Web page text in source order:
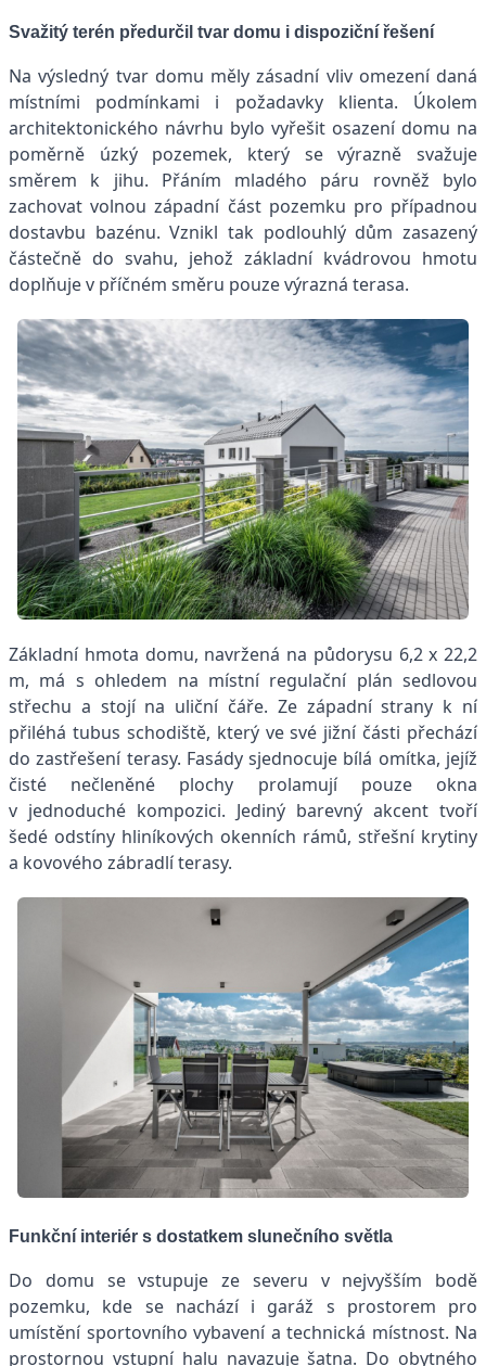
Svažitý terén předurčil tvar domu i dispoziční řešení
Na výsledný tvar domu měly zásadní vliv omezení daná
místními podmínkami i požadavky klienta. Úkolem
architektonického návrhu bylo vyřešit osazení domu na
poměrně úzký pozemek, který se výrazně svažuje
směrem k jihu. Přáním mladého páru rovněž bylo
zachovat volnou západní část pozemku pro případnou
dostavbu bazénu. Vznikl tak podlouhlý dům zasazený
částečně do svahu, jehož základní kvádrovou hmotu
doplňuje v příčném směru pouze výrazná terasa.
Základní hmota domu, navržená na půdorysu 6,2 x 22,2
m, má s ohledem na místní regulační plán sedlovou
střechu a stojí na uliční čáře. Ze západní strany k ní
přiléhá tubus schodiště, který ve své jižní části přechází
do zastřešení terasy. Fasády sjednocuje bílá omítka, jejíž
čisté nečleněné plochy prolamují pouze okna
v jednoduché kompozici. Jediný barevný akcent tvoří
šedé odstíny hliníkových okenních rámů, střešní krytiny
a kovového zábradlí terasy.
Funkční interiér s dostatkem slunečního světla
Do domu se vstupuje ze severu v nejvyšším bodě
pozemku, kde se nachází i garáž s prostorem pro
umístění sportovního vybavení a technická místnost. Na
prostornou vstupní halu navazuje šatna. Do obytného